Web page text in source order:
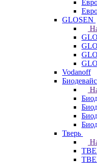
GLOSEN
Vodanoff
Биодевайс
Тверь